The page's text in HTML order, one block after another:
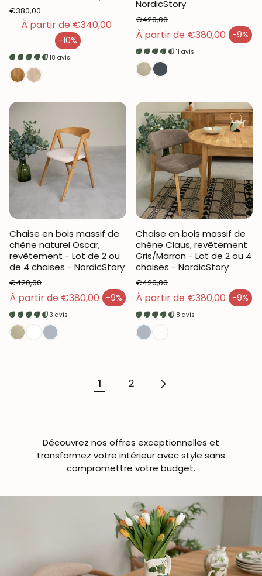
À partir de €340,00
-10%
Prix en solde
Prix habituel
€380,00
18 avis
NordicStory
À partir de €380,00 -9%
Prix en solde
Prix habituel
€420,00
11 avis
Chaise en bois massif de
chêne naturel Oscar,
revêtement - Lot de 2 ou
de 4 chaises - NordicStory
À partir de €380,00 -9%
Prix en solde
Prix habituel
€420,00
3 avis
Chaise en bois massif de
chêne Claus, revêtement
Gris/Marron - Lot de 2 ou 4
chaises - NordicStory
À partir de €380,00 -9%
Prix en solde
Prix habituel
€420,00
8 avis
1 2
Découvrez nos offres exceptionnelles et
transformez votre intérieur avec style sans
compromettre votre budget.